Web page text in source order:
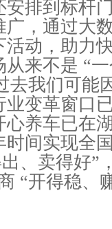
排到标杆
，通过大
动，助力
来不是 “
去我们可能
变革窗口
养车已在
间实现全
、卖得好”
“开得稳、